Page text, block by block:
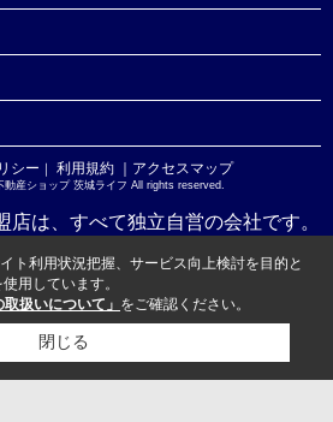
シー ｜ 利用規約 ｜アクセスマップ
産ショップ 茨城ライフ All rights reserved.
店は、すべて独立自営の会社です。
ト利用状況把握、サービス向上検討を目的と
用しています。
取扱いについて」 をご確認ください。
閉じる